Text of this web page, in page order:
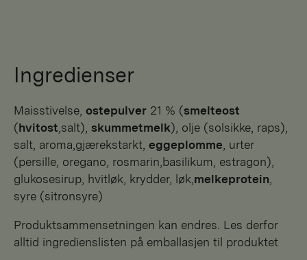
Ingredienser
maisstivelse,ostepulver 21 % (smelteost
(hvitost ,salt),skummetmelk), olje (solsikke, raps),
salt, aroma,gjærekstarkt,eggeplomme , urter
(persille, oregano, rosmarin,basilikum, estragon),
glukosesirup, hvitløk, krydder, løk, melkeprotein
syre (sitronsyre)
Produktsammensetningen kan endres. Les derfor
alltid ingredienslisten på emballasjen til produktet